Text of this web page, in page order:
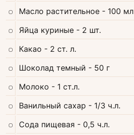
Масло растительное - 100 мл
Яйца куриные - 2 шт.
Какао - 2 ст. л.
Шоколад темный - 50 г
Молоко - 1 ст.л.
Ванильный сахар - 1/3 ч.л.
Сода пищевая - 0,5 ч.л.